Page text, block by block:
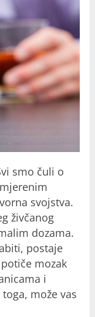
smo čuli o
svojstva.
živčanog
dozama.
postaje
mozak
i
može vas